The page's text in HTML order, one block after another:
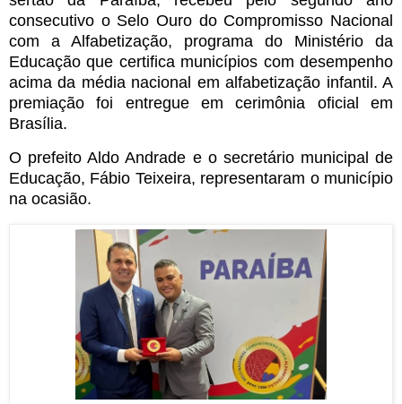
consecutivo o Selo Ouro do Compromisso Nacional
com a Alfabetização, programa do Ministério da
Educação que certifica municípios com desempenho
acima da média nacional em alfabetização infantil. A
premiação foi entregue em cerimônia oficial em
Brasília.
O prefeito Aldo Andrade e o secretário municipal de
Educação, Fábio Teixeira, representaram o município
na ocasião.